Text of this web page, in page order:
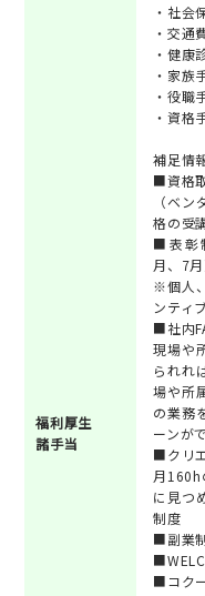
福利厚生
諸手当
・社会
・交通
・健康
・家族
・役職
・資格
補足情
■資格
（ベ
格の受
■表彰
月、7月
※個人
ンティ
■社内
現場や
られれ
場や所
の業務
ーンが
■クリ
月160h
に見つ
制度
■副業
■コク